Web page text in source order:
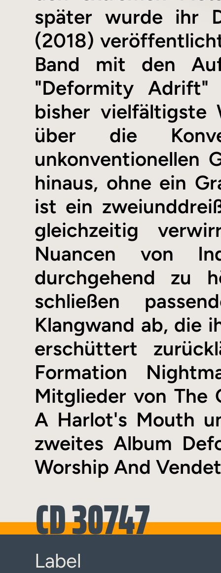
später wurde ihr
(2018)
Band mit den
"Deformity
bisher
über die
unkonventionellen
hinaus, ohne ein
ist ein
gleichzeitig
Nuancen von
durchgehend zu
schließen
Klangwand ab, die
erschüttert
Formation
Mitglieder von The
A Harlot's Mouth
zweites Album
Worship And
CD 30747
Label